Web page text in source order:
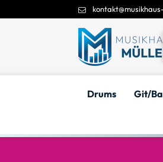
Drums Git/